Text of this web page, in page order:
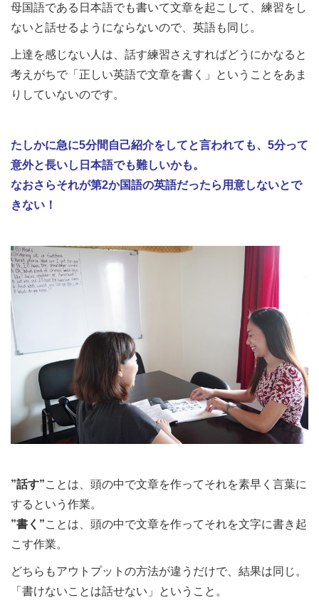
母国語である日本語でも書いて文章を起こして、練習をし
ないと話せるようにならないので、英語も同じ。
上達を感じない人は、話す練習さえすればどうにかなると
考えがちで「正しい英語で文章を書く」ということをあま
りしていないのです。
たしかに急に5分間自己紹介をしてと言われても、5分って
意外と長いし日本語でも難しいかも。
なおさらそれが第2か国語の英語だったら用意しないとで
きない！
”話す”ことは、頭の中で文章を作ってそれを素早く言葉に
するという作業。
”書く”ことは、頭の中で文章を作ってそれを文字に書き起
こす作業。
どちらもアウトプットの方法が違うだけで、結果は同じ。
「書けないことは話せない」ということ。